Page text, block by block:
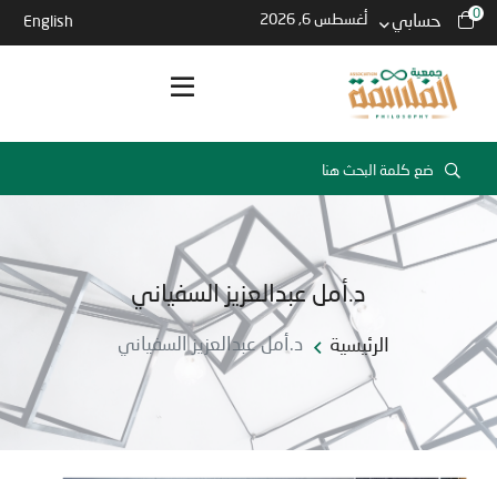
0 حسابي أغسطس 6, 2026 English
د.أمل عبدالعزيز السفياني
الرئيسية د.أمل عبدالعزيز السفياني